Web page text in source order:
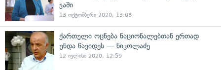
ჯაში
13 ოქტომბერი 2020, 13:08
ქართული ოცნება ნაციონალებთან ერთად
უნდა წავიდეს — ნიკოლაძე
12 ივლისი 2020, 12:59